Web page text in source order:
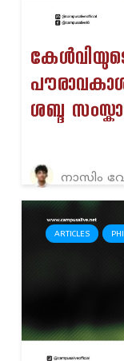
കേൾവിയുടെ
ശബ്ദ
നാസിം
ARTICLES